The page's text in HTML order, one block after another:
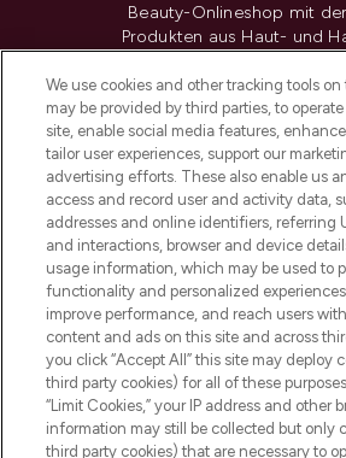
Beauty-Onlineshop mit
Produkten aus Haut- und
renommierten Marken.
oder über die App mit
Lieferung ab einem
Cookie-
Do Not Sell or Share My
Information
HILFE &
IMPRESSUM
ÜBER
We use cookies and other tracking tools
may be provided by third parties, to
site, enable social media features,
tailor user experiences, support our
advertising efforts. These also enable us
access and record user and activity data,
addresses and online identifiers, referring
and interactions, browser and device
usage information, which may be used to
functionality and personalized
improve performance, and reach users
content and ads on this site and across
you click “Accept All” this site may deploy
third party cookies) for all of these
“Limit Cookies,” your IP address and other
information may still be collected but only
third party cookies) that are necessary to